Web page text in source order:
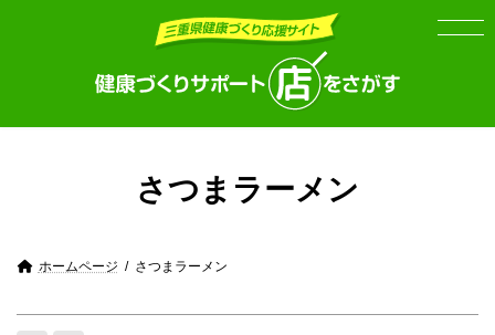
さつまラーメン
ホームページ さつまラーメン